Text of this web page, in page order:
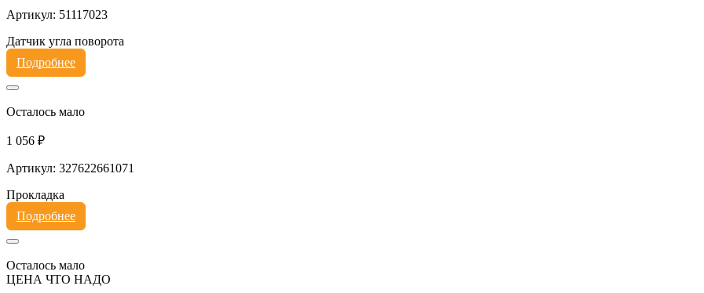
Артикул: 51117023
Датчик угла поворота
Подробнее
Осталось мало
1 056 ₽
Артикул: 327622661071
Прокладка
Подробнее
Осталось мало
ЦЕНА ЧТО НАДО